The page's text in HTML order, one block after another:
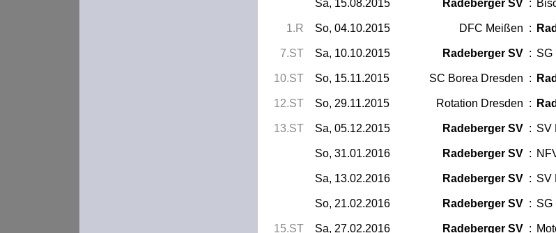
Sa, 15.08.2015 Radeberger SV :
1.R So, 04.10.2015 DFC Meißen :
7.ST Sa, 10.10.2015 Radeberger SV : SG
10.ST So, 15.11.2015 SC Borea Dresden :
12.ST So, 29.11.2015 Rotation Dresden :
13.ST Sa, 05.12.2015 Radeberger SV : SV
So, 31.01.2016 Radeberger SV :
Sa, 13.02.2016 Radeberger SV : SV
So, 21.02.2016 Radeberger SV : SG
15.ST Sa, 27.02.2016 Radeberger SV :